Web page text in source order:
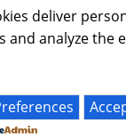
deliver
and analyze the